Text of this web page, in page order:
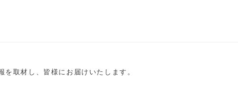
を取材し、皆様にお届けいたします。